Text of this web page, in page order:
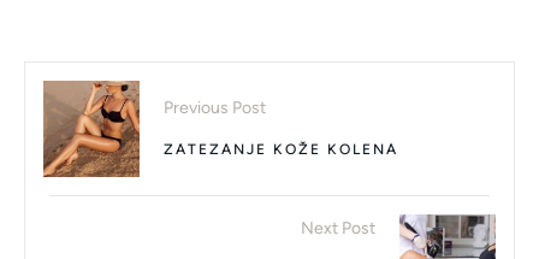
Previous Post
ZATEZANJE KOŽE KOLENA
Next Post